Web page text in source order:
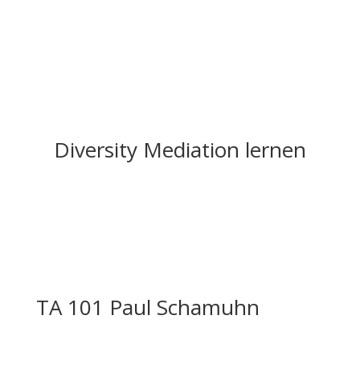
Diversity Mediation lernen
TA 101 Paul Schamuhn